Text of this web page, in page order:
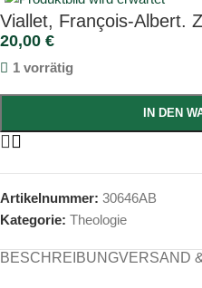
Viallet, François-Albert.
20,00 €
1 vorrätig
IN DEN
Artikelnummer: 30646AB
Kategorie: Theologie
BESCHREIBUNGVERSAND